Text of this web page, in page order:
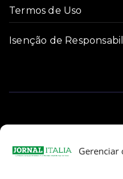
Gerenciar
Termos de Uso
Isenção de